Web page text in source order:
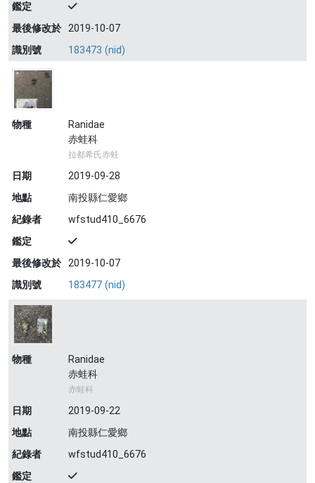
鑑定
最後修改於 2019-10-07
識別號
183473 (nid)
物種
Ranidae
赤蛙科
拉都希氏赤蛙
日期
2019-09-28
地點
南投縣仁愛鄉
紀錄者
wfstud410_6676
鑑定
最後修改於 2019-10-07
識別號
183477 (nid)
物種
Ranidae
赤蛙科
赤蛙科
日期
2019-09-22
地點
南投縣仁愛鄉
紀錄者
wfstud410_6676
鑑定